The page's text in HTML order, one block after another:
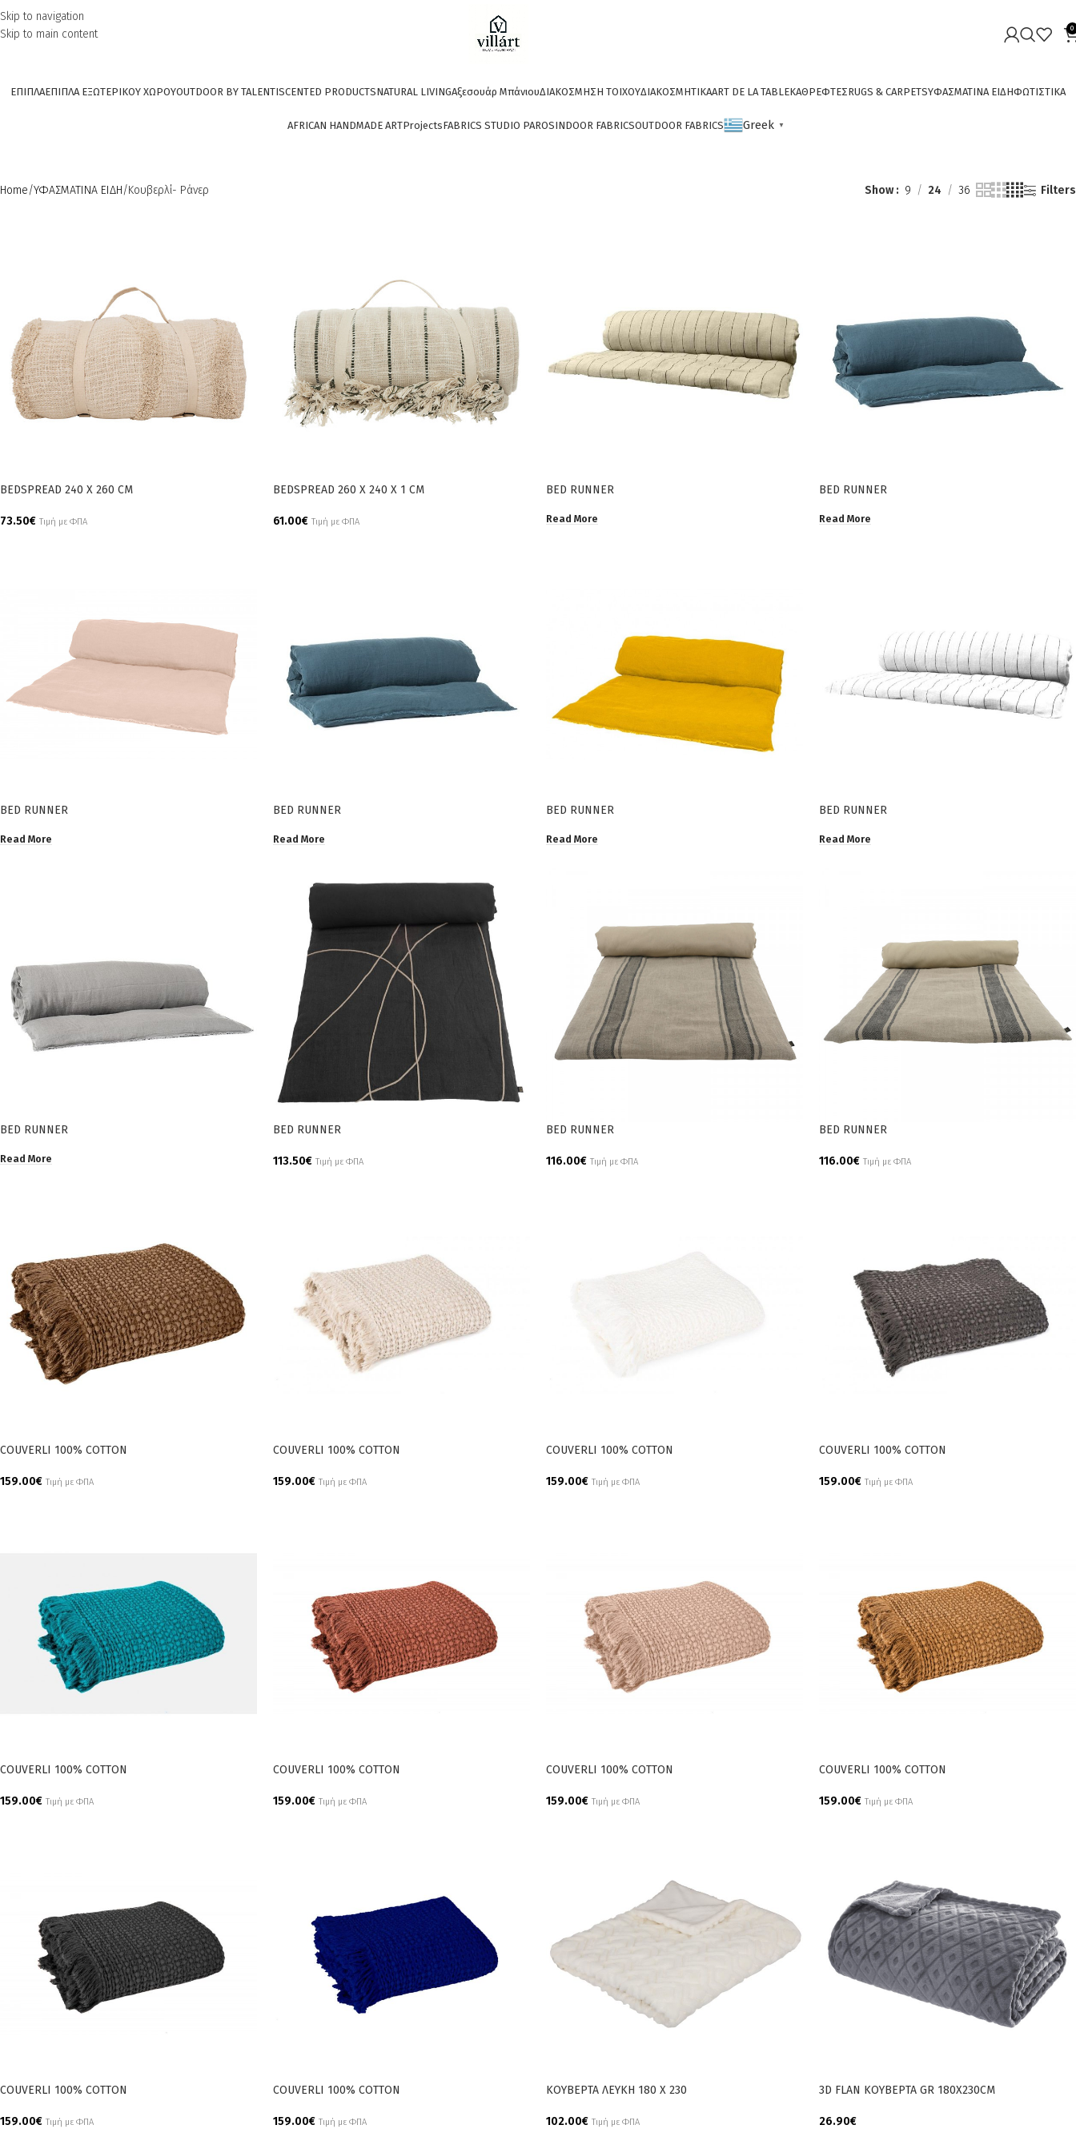
Skip to navigation
Skip to main content
0
ΕΠΙΠΛΑΕΠΙΠΛΑ ΕΞΩΤΕΡΙΚΟΥ ΧΩΡΟΥOUTDOOR BY TALENTISCENTED PRODUCTSNATURAL LIVINGΑξεσουάρ ΜπάνιουΔΙΑΚΟΣΜΗΣΗ ΤΟΙΧΟΥΔΙΑΚΟΣΜΗΤΙΚΑART DE LA TABLEΚΑΘΡΕΦΤΕΣRUGS & CARPETSΥΦΑΣΜΑΤΙΝΑ ΕΙΔΗΦΩΤΙΣΤΙΚΑ
AFRICAN HANDMADE ARTProjectsFABRICS STUDIO PAROSINDOOR FABRICSOUTDOOR FABRICS Greek ▼
Home ΥΦΑΣΜΑΤΙΝΑ ΕΙΔΗ Κουβερλί- Ράνερ Show 9 24 36 Filters
BEDSPREAD 240 X 260 CM
73.50€ Τιμή με ΦΠΑ
BEDSPREAD 260 X 240 X 1 CM
61.00€ Τιμή με ΦΠΑ
BED RUNNER
Read More
BED RUNNER
Read More
BED RUNNER
Read More
BED RUNNER
Read More
BED RUNNER
Read More
BED RUNNER
Read More
BED RUNNER
Read More
BED RUNNER
113.50€ Τιμή με ΦΠΑ
BED RUNNER
116.00€ Τιμή με ΦΠΑ
BED RUNNER
116.00€ Τιμή με ΦΠΑ
COUVERLI 100% COTTON
159.00€ Τιμή με ΦΠΑ
COUVERLI 100% COTTON
159.00€ Τιμή με ΦΠΑ
COUVERLI 100% COTTON
159.00€ Τιμή με ΦΠΑ
COUVERLI 100% COTTON
159.00€ Τιμή με ΦΠΑ
COUVERLI 100% COTTON
159.00€ Τιμή με ΦΠΑ
COUVERLI 100% COTTON
159.00€ Τιμή με ΦΠΑ
COUVERLI 100% COTTON
159.00€ Τιμή με ΦΠΑ
COUVERLI 100% COTTON
159.00€ Τιμή με ΦΠΑ
COUVERLI 100% COTTON
159.00€ Τιμή με ΦΠΑ
COUVERLI 100% COTTON
159.00€ Τιμή με ΦΠΑ
ΚΟΥΒΕΡΤΑ ΛΕΥΚΗ 180 Χ 230
102.00€ Τιμή με ΦΠΑ
3D FLAN ΚΟΥΒΕΡΤΑ GR 180X230CM
26.90€